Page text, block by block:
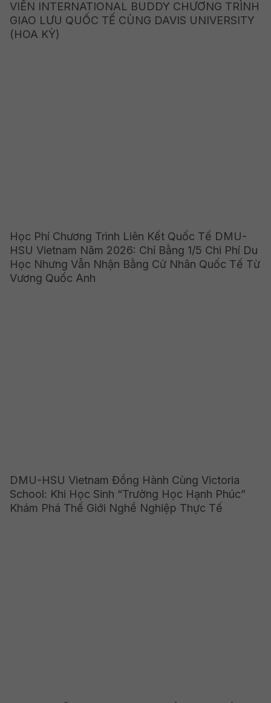
VIÊN INTERNATIONAL BUDDY CHƯƠNG TRÌNH
GIAO LƯU QUỐC TẾ CÙNG DAVIS UNIVERSITY
(HOA KỲ)
Học Phí Chương Trình Liên Kết Quốc Tế DMU-
HSU Vietnam Năm 2026: Chỉ Bằng 1/5 Chi Phí Du
Học Nhưng Vẫn Nhận Bằng Cử Nhân Quốc Tế Từ
Vương Quốc Anh
DMU-HSU Vietnam Đồng Hành Cùng Victoria
School: Khi Học Sinh “Trường Học Hạnh Phúc”
Khám Phá Thế Giới Nghề Nghiệp Thực Tế